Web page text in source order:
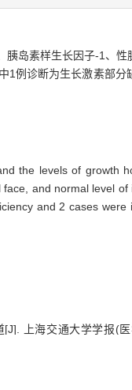
岛素样生长因子-1、性
例诊断为生长激素部分
the levels of growth
and normal level of
and 2 cases were
上海交通大学学报(